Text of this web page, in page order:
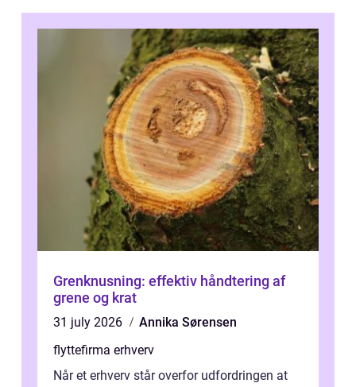
Grenknusning: effektiv håndtering af
grene og krat
31 july 2026
Annika Sørensen
flyttefirma erhverv
Når et erhverv står overfor udfordringen at